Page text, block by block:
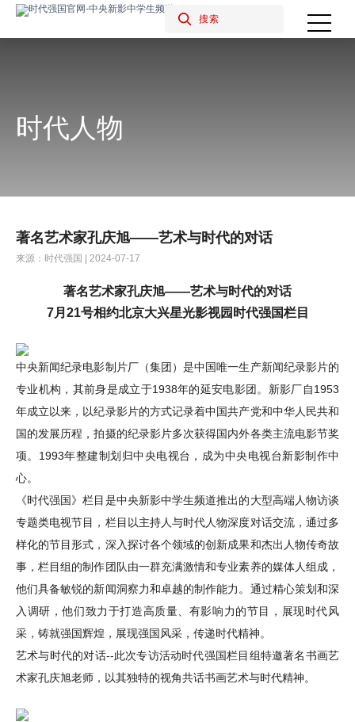
时代人物
著名艺术家孔庆旭——艺术与时代的对话
来源：时代强国 | 2024-07-17
著名艺术家孔庆旭——艺术与时代的对话
7月 21号相约北京大兴星光影视园时代强国栏目
中央新闻纪录电影制片厂（集团）是中国唯一生产新闻纪录影片的
专业机构，其前身是成立于1938年的延安电影团。新影厂自1953
年成立以来，以纪录影片的方式记录着中国共产党和中华人民共和
国的发展历程，拍摄的纪录影片多次获得国内外各类主流电影节奖
项。1993年整建制划归中央电视台，成为中央电视台新影制作中
心。
《时代强国》栏目是中央新影中学生频道推出的大型高端人物访谈
专题类电视节目，栏目以主持人与时代人物深度对话交流，通过多
样化的节目形式，深入探讨各个领域的创新成果和杰出人物传奇故
事，栏目组的制作团队由一群充满激情和专业素养的媒体人组成，
他们具备敏锐的新闻洞察力和卓越的制作能力。通过精心策划和深
入调研，他们致力于打造高质量、有影响力的节目，展现时代风
采，铸就强国辉煌，展现强国风采，传递时代精神。
艺术与时代的对话--此次专访活动时代强国栏目组特邀著名书画艺
术家孔庆旭老师，以其独特的视角共话书画艺术与时代精神。